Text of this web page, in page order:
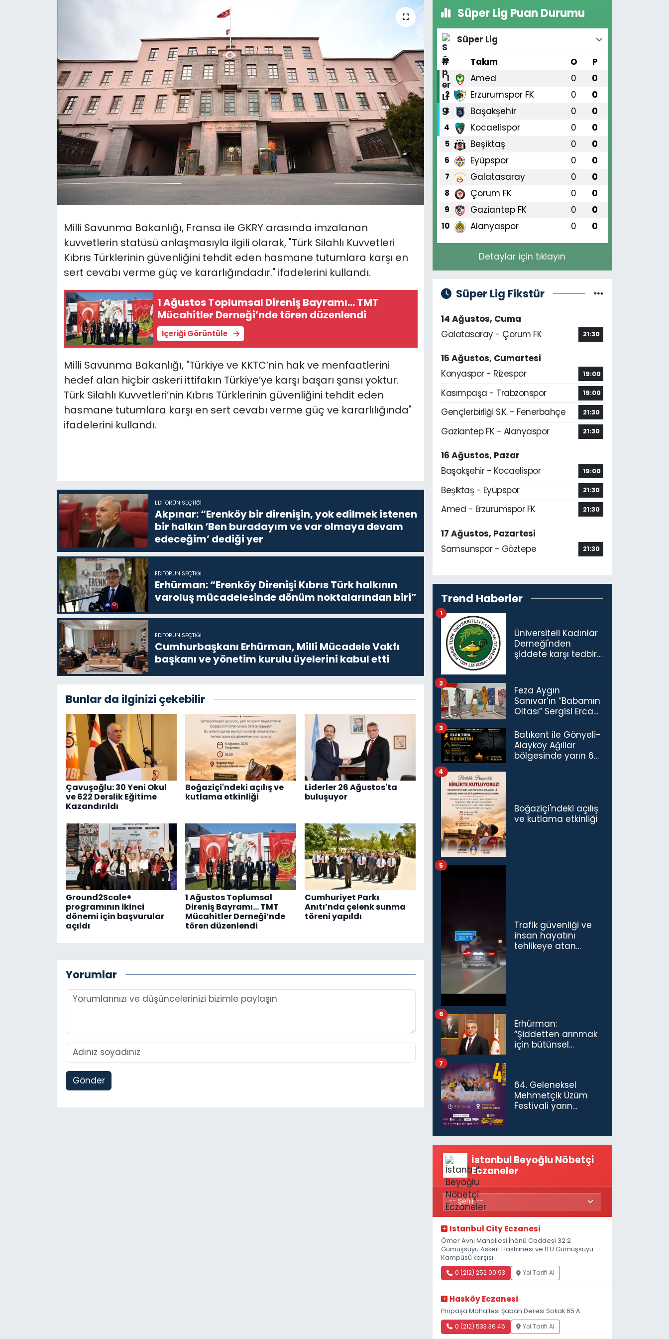
Milli Savunma Bakanlığı, Fransa ile GKRY arasında imzalanan
kuvvetlerin statüsü anlaşmasıyla ilgili olarak, "Türk Silahlı Kuvvetleri
Kıbrıs Türklerinin güvenliğini tehdit eden hasmane tutumlara karşı en
sert cevabı verme güç ve kararlığındadır." ifadelerini kullandı.
1 Ağustos Toplumsal Direniş Bayramı... TMT
Mücahitler Derneği’nde tören düzenlendi
İçeriği Görüntüle
Milli Savunma Bakanlığı, "Türkiye ve KKTC’nin hak ve menfaatlerini
hedef alan hiçbir askeri ittifakın Türkiye’ye karşı başarı şansı yoktur.
Türk Silahlı Kuvvetleri’nin Kıbrıs Türklerinin güvenliğini tehdit eden
hasmane tutumlara karşı en sert cevabı verme güç ve kararlılığında"
ifadelerini kullandı.
EDITÖRÜN SEÇTIĞI
Akpınar: “Erenköy bir direnişin, yok edilmek istenen
bir halkın ‘Ben buradayım ve var olmaya devam
edeceğim’ dediği yer
EDITÖRÜN SEÇTIĞI
Erhürman: “Erenköy Direnişi Kıbrıs Türk halkının
varoluş mücadelesinde dönüm noktalarından biri”
EDITÖRÜN SEÇTIĞI
Cumhurbaşkanı Erhürman, Milli Mücadele Vakfı
başkanı ve yönetim kurulu üyelerini kabul etti
Bunlar da ilginizi çekebilir
Çavuşoğlu: 30 Yeni Okul
ve 622 Derslik Eğitime
Kazandırıldı
Boğaziçi'ndeki açılış ve
kutlama etkinliği
Liderler 26 Ağustos'ta
buluşuyor
Ground2Scale+
programının ikinci
dönemi için başvurular
açıldı
1 Ağustos Toplumsal
Direniş Bayramı... TMT
Mücahitler Derneği’nde
tören düzenlendi
Cumhuriyet Parkı
Anıtı’nda çelenk sunma
töreni yapıldı
Yorumlar
Gönder
Süper Lig Puan Durumu
Süper Lig
#
Takım O P
1 Amed 0 0
2 Erzurumspor FK 0 0
3 Başakşehir 0 0
4 Kocaelispor 0 0
5 Beşiktaş 0 0
6 Eyüpspor 0 0
7 Galatasaray 0 0
8 Çorum FK 0 0
9 Gaziantep FK 0 0
10 Alanyaspor 0 0
Detaylar için tıklayın
Süper Lig Fikstür
14 Ağustos, Cuma
Galatasaray - Çorum FK
21:30
15 Ağustos, Cumartesi
Konyaspor - Rizespor
19:00
Kasımpaşa - Trabzonspor 19:00
Gençlerbirliği S.K. - Fenerbahçe 21:30
Gaziantep FK - Alanyaspor 21:30
16 Ağustos, Pazar
Başakşehir - Kocaelispor
19:00
Beşiktaş - Eyüpspor 21:30
Amed - Erzurumspor FK 21:30
17 Ağustos, Pazartesi
Samsunspor - Göztepe
21:30
Trend Haberler
Üniversiteli Kadınlar
Derneği'nden
şiddete karşı tedbir
1
Feza Aygın
Sanıvar’ın “Babamın
Oltası” Sergisi Ercan
Açıldı
2
Batıkent ile Gönyeli-
Alayköy Ağıllar
bölgesinde yarın 6
3
Boğaziçi'ndeki açılış
ve kutlama etkinliği
4
Trafik güvenliği ve
insan hayatını
tehlikeye atan
5
Erhürman:
“Şiddetten arınmak
için bütünsel
6
64. Geleneksel
Mehmetçik Üzüm
Festivali yarın
7
İstanbul Beyoğlu Nöbetçi
Eczaneler
Istanbul City Eczanesi
Ömer Avni Mahallesi İnönü Caddesi 32 2
Gümüşsuyu Askeri Hastanesi ve İTÜ Gümüşsuyu
Kampüsü karşısı
0 (212) 252 00 93 Yol Tarifi Al
Hasköy Eczanesi
Piripaşa Mahallesi Şaban Deresi Sokak 65 A
0 (212) 533 36 46 Yol Tarifi Al
KKTC YEREL SEÇİM 2018
Kültür Sanat
Magazin
Nöbetçi Eczaneler
Otomobil Dünyası
Teknoloji
Video Galeri
Yazarlar